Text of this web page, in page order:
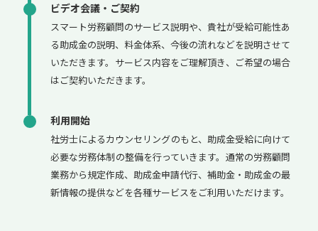
ビデオ会議・ご契約
スマート労務顧問のサービス説明や、貴社が受給可能性あ
る助成金の説明、料金体系、今後の流れなどを説明させて
いただきます。サービス内容をご理解頂き、ご希望の場合
はご契約いただきます。
利用開始
社労士によるカウンセリングのもと、助成金受給に向けて
必要な労務体制の整備を行っていきます。通常の労務顧問
業務から規定作成、助成金申請代行、補助金・助成金の最
新情報の提供などを各種サービスをご利用いただけます。